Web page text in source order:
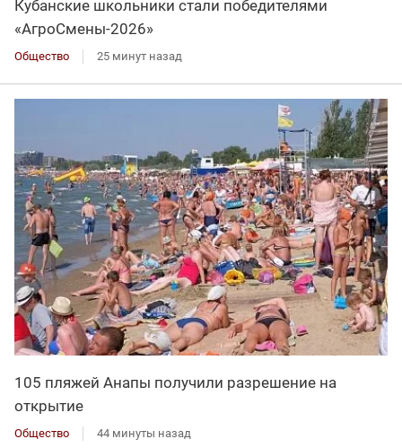
Кубанские школьники стали победителями
«АгроСмены-2026»
Общество 25 минут назад
105 пляжей Анапы получили разрешение на
открытие
Общество 44 минуты назад